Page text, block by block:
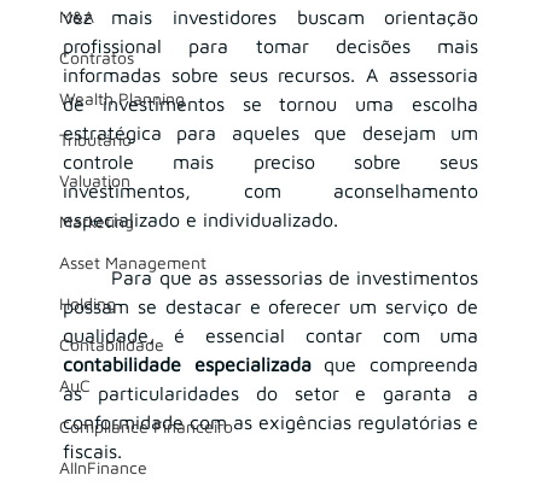
M&A
Contratos
Wealth Planning
Tributário
Valuation
Marketing
Asset Management
Holding
Contabilidade
AuC
Compliance Financeiro
AIInFinance
vez mais investidores buscam orientação
profissional para tomar decisões mais
informadas sobre seus recursos. A assessoria
de investimentos se tornou uma escolha
estratégica para aqueles que desejam um
controle mais preciso sobre seus
investimentos, com aconselhamento
especializado e individualizado.
	Para que as assessorias de investimentos
possam se destacar e oferecer um serviço de
contabilidade especializada que compreenda
as particularidades do setor e garanta a
conformidade com as exigências regulatórias e
fiscais.